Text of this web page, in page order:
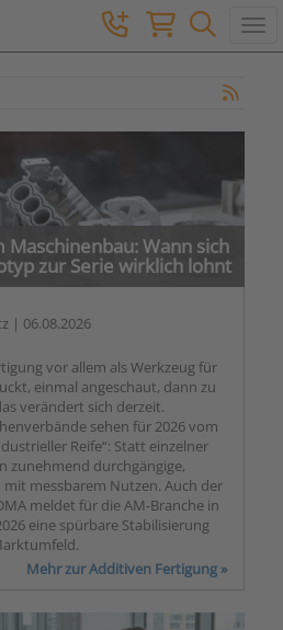
Wann sich
zur Serie wirklich lohnt
| 06.08.2026
vor allem als Werkzeug für
einmal angeschaut, dann zu
verändert sich derzeit.
sehen für 2026 vom
Reife“: Statt einzelner
zunehmend durchgängige,
messbarem Nutzen. Auch der
meldet für die AM-Branche in
eine spürbare Stabilisierung
Mehr zur Additiven Fertigung »